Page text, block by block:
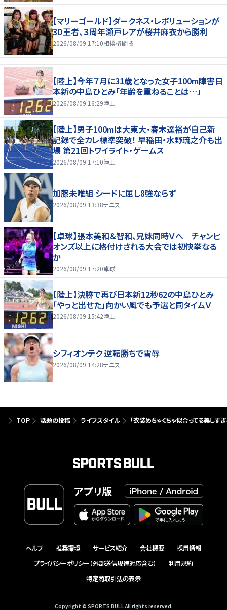
【マリーゴールド】ダークネス・レボリューションが
3D王者、３周年瀬戸レアが桜井麻衣から勝利
2026/08/09 17:10相撲格闘技
【陸上】今年７月に31歳となった女子100m障害日
本新の中島ひとみ「年齢を重ねることは…」
2026/08/09 16:29陸上
【陸上】男子100mは大東大・春木達裕が自己新
記録で全カレ標準突破！ 早稲田・水野琉之介も出
場 第21回トワイライト・ゲームス
2026/08/09 17:10陸上
加藤未唯組 シードに屈し8強ならず
2026/08/09 13:38テニス
【卓球】張本美和＆智和、兄妹同時Ｖへ チャンピ
オンズ以上に格付けされる大会では初快挙なる
か
2026/08/09 17:20卓球
【陸上】決勝で再び日本新12秒62の中島ひとみ
「やっと出せた」向かい風でも予選と同タイムＶ
2026/08/09 15:42陸上
シフィオンテク 逆転勝ちで雪辱
2026/08/09 14:28テニス
TOP 話題の投稿 ライフスタイル 「衣装めちゃくちゃ似合ってる美し
アプリ版
ヘルプ 推奨環境 サービス紹介 会社概要
採用情報
プライバシーポリシー（外部送信規律対応含む）
利用規約
特定商取引法の表示
Copyright © SPORTS BULL All rights reserved.